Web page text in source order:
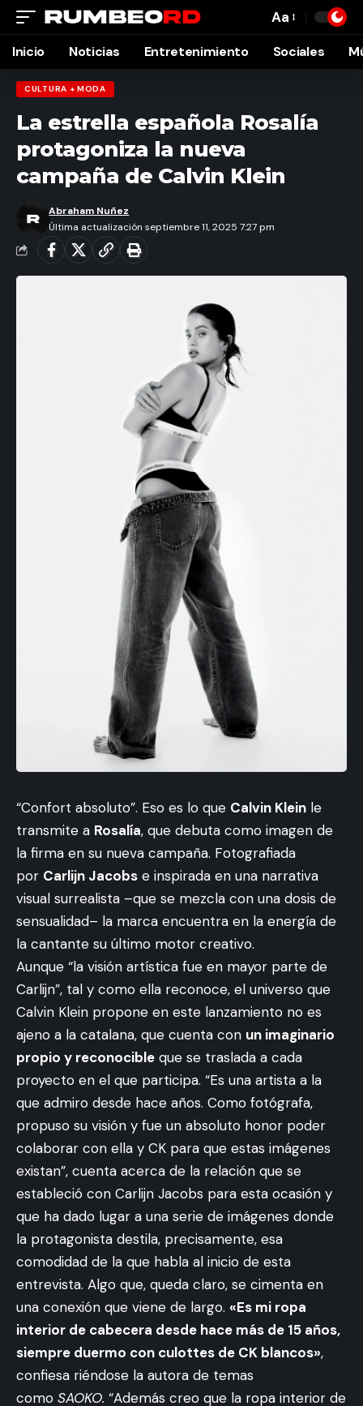
Font
Resizer
Aa
Inicio Noticias Entretenimiento Sociales
CULTURA + MODA
La estrella española Rosalía
protagoniza la nueva
campaña de Calvin Klein
Última actualización septiembre 11, 2025 7:27 pm
Abraham Nuñez
“Confort absoluto”. Eso es lo que Calvin Klein le
transmite a Rosalía, que debuta como imagen de
la firma en su nueva campaña. Fotografiada
por Carlijn Jacobs e inspirada en una narrativa
visual surrealista –que se mezcla con una dosis de
sensualidad– la marca encuentra en la energía de
la cantante su último motor creativo.
Aunque “la visión artística fue en mayor parte de
Carlijn”, tal y como ella reconoce, el universo que
Calvin Klein propone en este lanzamiento no es
ajeno a la catalana, que cuenta con un imaginario
propio y reconocible que se traslada a cada
proyecto en el que participa. “Es una artista a la
que admiro desde hace años. Como fotógrafa,
propuso su visión y fue un absoluto honor poder
colaborar con ella y CK para que estas imágenes
existan”, cuenta acerca de la relación que se
estableció con Carlijn Jacobs para esta ocasión y
que ha dado lugar a una serie de imágenes donde
la protagonista destila, precisamente, esa
comodidad de la que habla al inicio de esta
entrevista. Algo que, queda claro, se cimenta en
una conexión que viene de largo. «Es mi ropa
interior de cabecera desde hace más de 15 años,
siempre duermo con culottes de CK blancos»,
confiesa riéndose la autora de temas
como SAOKO. “Además creo que la ropa interior de